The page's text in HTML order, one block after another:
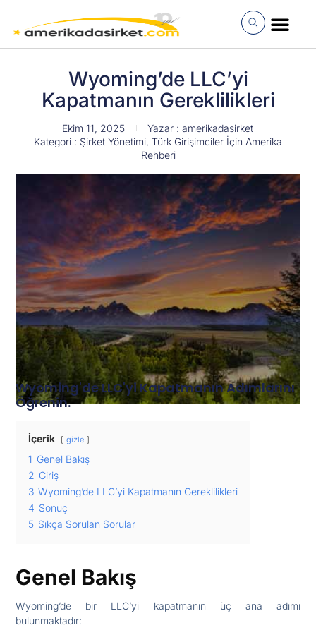
atla
Wyoming’de LLC’yi
Kapatmanın Gereklilikleri
Ekim 11, 2025 Yazar : amerikadasirket
Kategori : Şirket Yönetimi, Türk Girişimciler İçin Amerika
Rehberi
Wyoming'de LLC'yi Kapatmanın Adımlarını
Öğrenin.
İçerik gizle
1 Genel Bakış
2 Giriş
3 Wyoming’de LLC’yi Kapatmanın Gereklilikleri
4 Sonuç
5 Sıkça Sorulan Sorular
Genel Bakış
Wyoming’de bir LLC’yi kapatmanın üç ana adımı
bulunmaktadır: